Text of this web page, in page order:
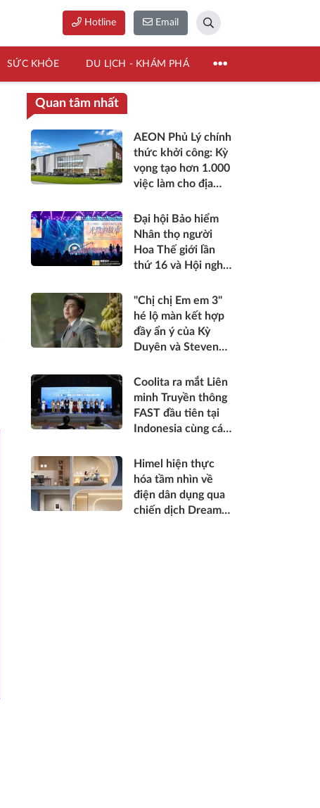
Hotline Email
SỨC KHỎE DU LỊCH - KHÁM PHÁ
Quan tâm nhất
AEON Phủ Lý chính
thức khởi công: Kỳ
vọng tạo hơn 1.000
việc làm cho địa
Đại hội Bảo hiểm
Nhân thọ người
Hoa Thế giới lần
thứ 16 và Hội nghị
thưởng Rồng Quốc
tế (IDA) 2026 được
tổ chức trọng thể
"Chị chị Em em 3"
hé lộ màn kết hợp
đầy ẩn ý của Kỳ
Duyên và Steven
Coolita ra mắt Liên
minh Truyền thông
FAST đầu tiên tại
Indonesia cùng các
hàng đầu
Himel hiện thực
hóa tầm nhìn về
điện dân dụng qua
chiến dịch Dream